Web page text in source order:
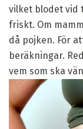
vilket blodet vid
friskt. Om
då pojken. För
beräkningar.
vem som ska